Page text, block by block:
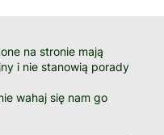
na stronie mają
i nie stanowią porady
wahaj się nam go